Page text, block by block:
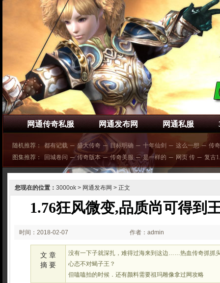
网通传奇私服 网通发布网 网通私服
随机推荐： 都有记载 ─ 盛大传奇 ─ 目标明确 ─ 十年仙剑 ─ 这么一想 ─ 传
图集推荐：
回城卷问 ─ 传奇版本 ─ 传奇美服 ─ 是一样的 ─ 网页 传 ─ 复古
您现在的位置： 3000ok > 网通发布网 > 正文
1.76狂风微变,品质尚可得到
时间：2018-02-07
03:02
作者：admin
文 章
摘 要
没有一下子就深扎，难得过海来到这边……热血传奇抓抓
心态不对蝎子王？
但嗑嗑拍的时候．还有颜料需要祖玛雕像拿过网攻略